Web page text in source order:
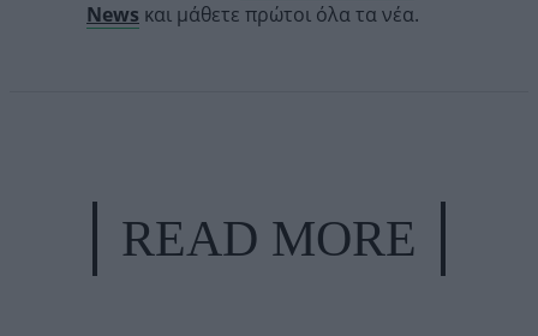
News και μάθετε πρώτοι όλα τα νέα.
READ MORE